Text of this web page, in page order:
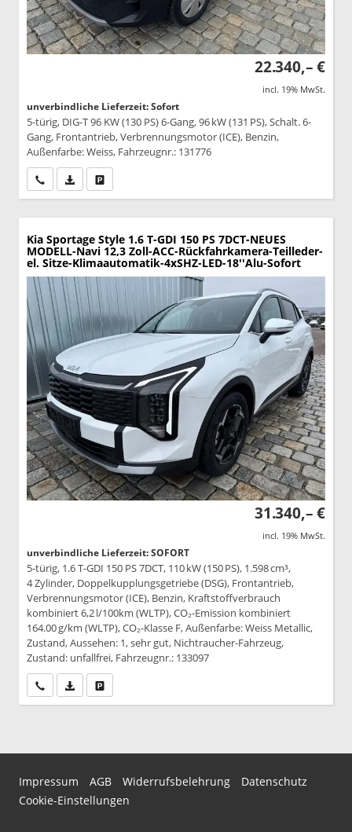
22.340,– €
incl. 19% MwSt.
unverbindliche Lieferzeit: Sofort
5-türig, DIG-T 96 KW (130 PS) 6-Gang, 96 kW (131 PS), Schalt. 6-
Gang, Frontantrieb, Verbrennungsmotor (ICE), Benzin,
Außenfarbe: Weiss, Fahrzeugnr.: 131776
Wir rufen Sie anPDF-Datei, Fahrzeugexposé drucken
Kia Sportage Style 1.6 T-GDI 150 PS 7DCT-NEUES
MODELL-Navi 12,3 Zoll-ACC-Rückfahrkamera-Teilleder-
el. Sitze-Klimaautomatik-4xSHZ-LED-18''Alu-Sofort
31.340,– €
incl. 19% MwSt.
unverbindliche Lieferzeit: SOFORT
5-türig, 1.6 T-GDI 150 PS 7DCT, 110 kW (150 PS), 1.598 cm³,
4 Zylinder, Doppelkupplungsgetriebe (DSG), Frontantrieb,
Verbrennungsmotor (ICE), Benzin, Kraftstoffverbrauch
kombiniert 6,2 l/100km (WLTP), CO₂-Emission kombiniert
164.00 g/km (WLTP), CO₂-Klasse F, Außenfarbe: Weiss Metallic,
Zustand, Aussehen: 1, sehr gut, Nichtraucher-Fahrzeug,
Zustand: unfallfrei, Fahrzeugnr.: 133097
Wir rufen Sie anPDF-Datei, Fahrzeugexposé drucken
Impressum AGB Widerrufsbelehrung
Datenschutz
Cookie-Einstellungen